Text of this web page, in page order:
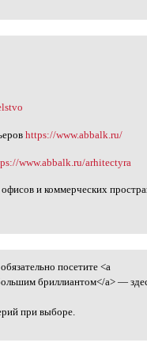
https://www.abbalk.ru/
www.abbalk.ru/arhitectyra
и коммерческих
посетите <a
бриллиантом</a> —
при выборе.